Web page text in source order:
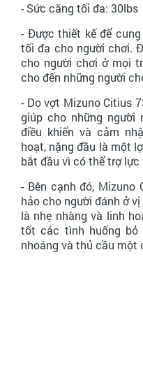
- Sức căng tối đa: 30lbs
- Được thiết kế để
tối đa cho người chơi.
cho người chơi ở mọi
cho đến những người
- Do vợt Mizuno Citius
giúp cho những người
điều khiển và cảm
hoạt, nặng đầu là một
bắt đầu vì có thể trợ
- Bên cạnh đó, Mizuno
hảo cho người đánh ở
là nhẹ nhàng và linh
tốt các tình huống bỏ
nhoáng và thủ cầu một